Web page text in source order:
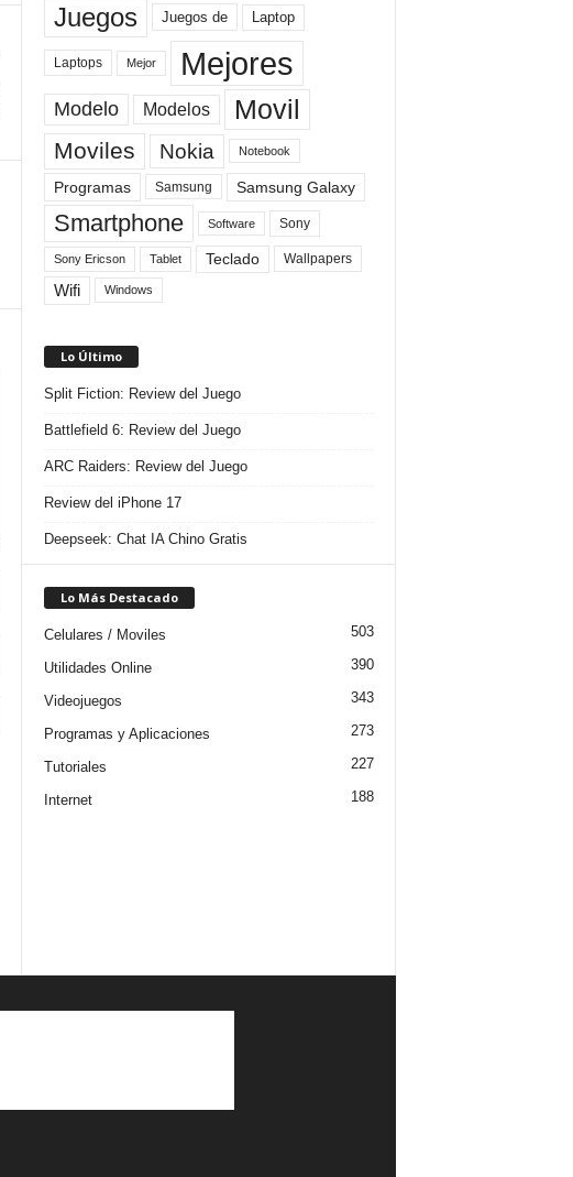
Juegos Juegos de Laptop
Laptops Mejor Mejores
Modelo Modelos Movil
Moviles Nokia Notebook
Programas Samsung Samsung Galaxy
Smartphone Software Sony
Sony Ericson Tablet Teclado Wallpapers
Wifi Windows
Lo Último
Split Fiction: Review del Juego
Battlefield 6: Review del Juego
ARC Raiders: Review del Juego
Review del iPhone 17
Deepseek: Chat IA Chino Gratis
Lo Más Destacado
Celulares / Moviles 503
Utilidades Online 390
Videojuegos 343
Programas y Aplicaciones 273
Tutoriales 227
Internet 188